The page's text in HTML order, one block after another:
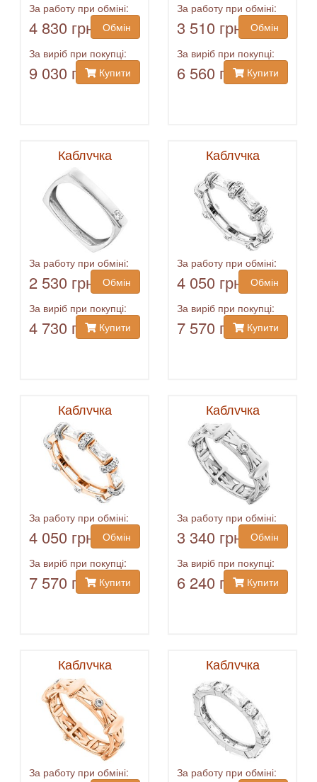
За работу при обміні:
4 830 грн
Обмін
За виріб при покупці:
9 030 грн Купити
За работу при обміні:
3 510 грн
Обмін
За виріб при покупці:
6 560 грн Купити
Каблучка
За работу при обміні:
2 530 грн
Обмін
За виріб при покупці:
4 730 грн Купити
Каблучка
За работу при обміні:
4 050 грн
Обмін
За виріб при покупці:
7 570 грн Купити
Каблучка
За работу при обміні:
4 050 грн
Обмін
За виріб при покупці:
7 570 грн Купити
Каблучка
За работу при обміні:
3 340 грн
Обмін
За виріб при покупці:
6 240 грн Купити
Каблучка
За работу при обміні:
Каблучка
За работу при обміні: